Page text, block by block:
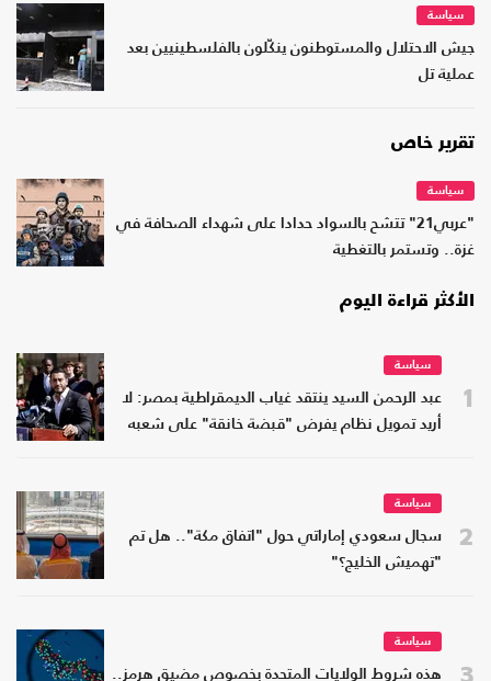
سياسة
جيش الاحتلال والمستوطنون ينكّلون بالفلسطينيين بعد
عملية تل
تقرير خاص
سياسة
"عربي21" تتشح بالسواد حدادا على شهداء الصحافة في
غزة.. وتستمر بالتغطية
الأكثر قراءة اليوم
1
سياسة
عبد الرحمن السيد ينتقد غياب الديمقراطية بمصر: لا
أريد تمويل نظام يفرض "قبضة خانقة" على شعبه
2
سياسة
سجال سعودي إماراتي حول "اتفاق مكة".. هل تم
"تهميش الخليج؟"
3
سياسة
هذه شروط الولايات المتحدة بخصوص مضيق هرمز..